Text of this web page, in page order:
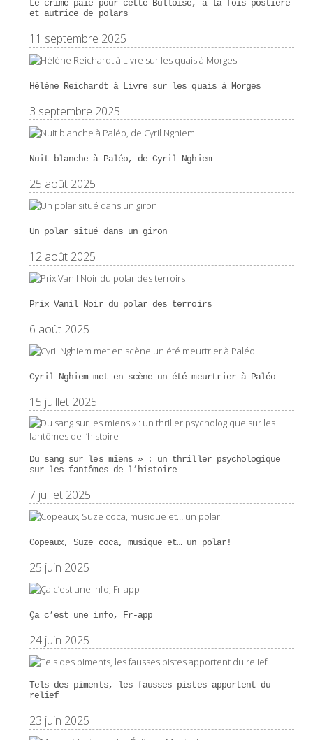
Le crime paie pour cette Bulloise, à la fois postière
et autrice de polars
11 septembre 2025
Hélène Reichardt à Livre sur les quais à Morges
3 septembre 2025
Nuit blanche à Paléo, de Cyril Nghiem
25 août 2025
Un polar situé dans un giron
12 août 2025
Prix Vanil Noir du polar des terroirs
6 août 2025
Cyril Nghiem met en scène un été meurtrier à Paléo
15 juillet 2025
Du sang sur les miens » : un thriller psychologique
sur les fantômes de l’histoire
7 juillet 2025
Copeaux, Suze coca, musique et… un polar!
25 juin 2025
Ça c’est une info, Fr-app
24 juin 2025
Tels des piments, les fausses pistes apportent du
relief
23 juin 2025